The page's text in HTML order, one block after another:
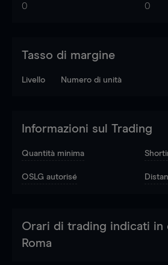
0 0
Tasso di margine
Livello Numero di unità
Informazioni sul Trading
Quantità minima
OSLG autorisé
Orari di trading indicati in
Roma